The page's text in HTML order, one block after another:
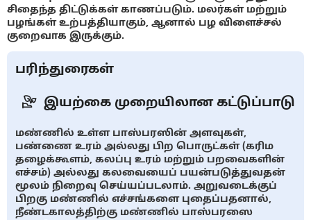
சிதைந்த திட்டுக்கள் காணப்படும். மலர்கள் மற்றும்
பழங்கள் உற்பத்தியாகும், ஆனால் பழ விளைச்சல்
குறைவாக இருக்கும்.
பரிந்துரைகள்
இயற்கை முறையிலான கட்டுப்பாடு
மண்ணில் உள்ள பாஸ்பரஸின் அளவுகள்,
பண்ணை உரம் அல்லது பிற பொருட்கள் (கரிம
தழைக்கூளம், கலப்பு உரம் மற்றும் பறவைகளின்
எச்சம்) அல்லது கலவையைப் பயன்படுத்துவதன்
மூலம் நிறைவு செய்யப்படலாம். அறுவடைக்குப்
பிறகு மண்ணில் எச்சங்களை புதைப்பதனால்,
நீண்டகாலத்திற்கு மண்ணில் பாஸ்பரஸை